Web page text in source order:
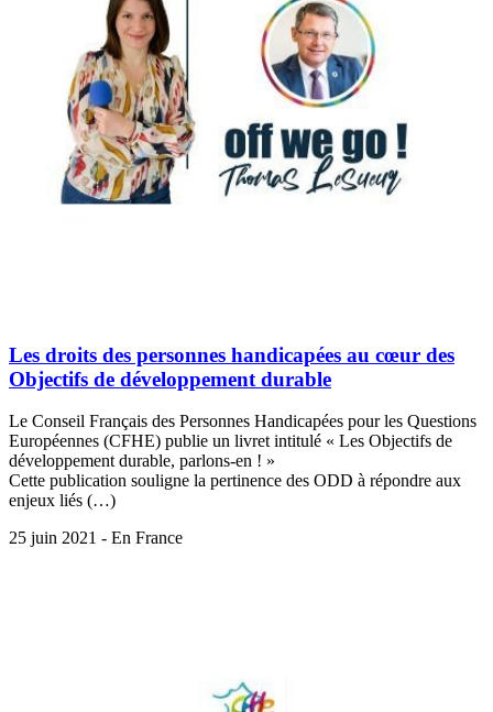
Les droits des personnes handicapées au cœur des
Objectifs de développement durable
Le Conseil Français des Personnes Handicapées pour les Questions
Européennes (CFHE) publie un livret intitulé « Les Objectifs de
développement durable, parlons-en ! »
Cette publication souligne la pertinence des ODD à répondre aux
enjeux liés (…)
25 juin 2021 - En France